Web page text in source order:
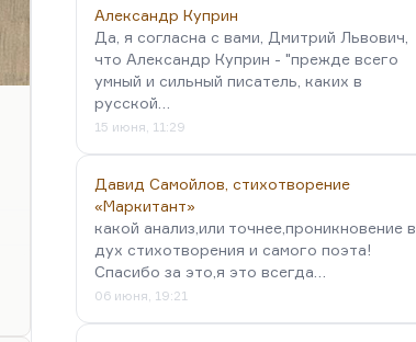
Александр Куприн
Да, я согласна с вами, Дмитрий Львович,
что Александр Куприн - "прежде всего
умный и сильный писатель, каких в
русской…
15 июня, 11:29
Давид Самойлов, стихотворение
«Маркитант»
какой анализ,или точнее,проникновение в
дух стихотворения и самого поэта!
Спасибо за это,я это всегда…
06 июня, 19:21